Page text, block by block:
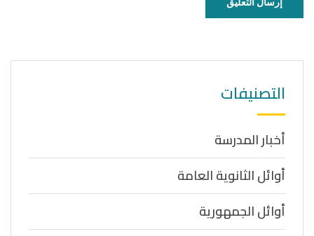
التصنيفات
أخبار المدرسة
أوائل الثانوية العامة
أوائل الجمهورية